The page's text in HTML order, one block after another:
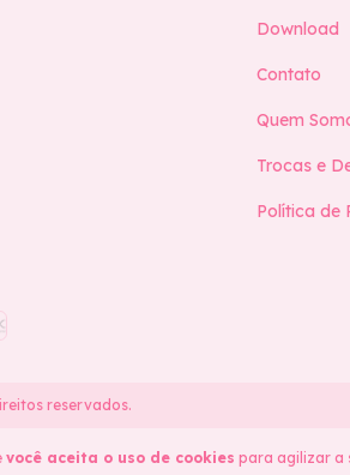
você aceita o uso de cookies para agilizar a
Download
Contato
Quem
Trocas e
Política de
reservados.